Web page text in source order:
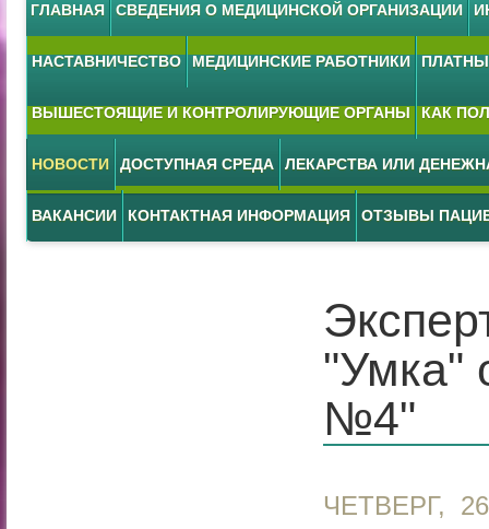
ГЛАВНАЯ СВЕДЕНИЯ О МЕДИЦИНСКОЙ ОРГАНИЗАЦИИ
НАСТАВНИЧЕСТВО МЕДИЦИНСКИЕ РАБОТНИКИ
ВЫШЕСТОЯЩИЕ И КОНТРОЛИРУЮЩИЕ ОРГАНЫ КАК
НОВОСТИ ДОСТУПНАЯ СРЕДА ЛЕКАРСТВА ИЛИ
ВАКАНСИИ КОНТАКТНАЯ ИНФОРМАЦИЯ ОТЗЫВЫ
"Умка"
№4"
ЧЕТВЕРГ,